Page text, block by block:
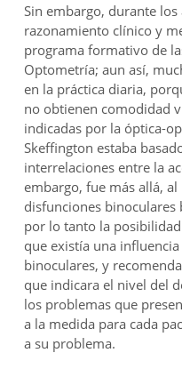
Sin embargo, durante
razonamiento clínico y
programa formativo de
Optometría; aun así,
en la práctica diaria,
no obtienen comodidad
indicadas por la óptica-
Skeffington estaba
interrelaciones entre la
embargo, fue más allá,
disfunciones binoculares
por lo tanto la
que existía una
binoculares, y
que indicara el nivel del
los problemas que
a la medida para cada
a su problema.